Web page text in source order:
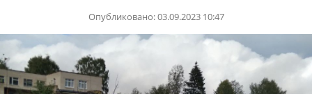
Опубликовано:03.09.2023 10:47